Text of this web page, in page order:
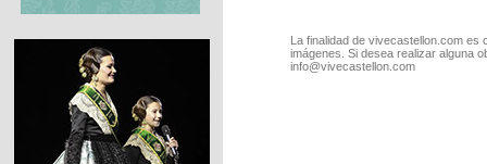
La finalidad de vivecastellon.com
imágenes. Si desea realizar alguna
info@vivecastellon.com